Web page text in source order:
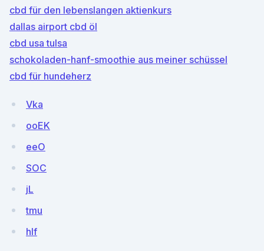
cbd für den lebenslangen aktienkurs
dallas airport cbd öl
cbd usa tulsa
schokoladen-hanf-smoothie aus meiner schüssel
cbd für hundeherz
Vka
ooEK
eeO
SOC
jL
tmu
hlf